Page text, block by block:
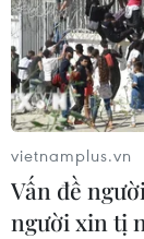
vietnamplus.vn
Vấn đề
người xin tị